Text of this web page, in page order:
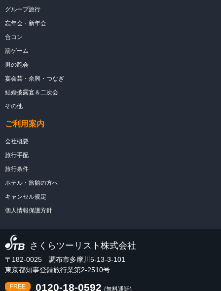
グループ旅行
忘年会・新年会
合コン
罰ゲーム
男の艶会
宴会芸・余興・つなぎ
結婚披露宴＆二次会
その他
ご利用案内
会社概要
旅行手配
旅行条件
ホテル・旅館の方へ
キャンセル規定
個人情報保護方針
さくらツーリスト株式会社
〒182-0025 調布市多摩川5-13-3-101
東京都知事登録旅行業第2-2510号
FREE 0120-18-0592 (無料通話)